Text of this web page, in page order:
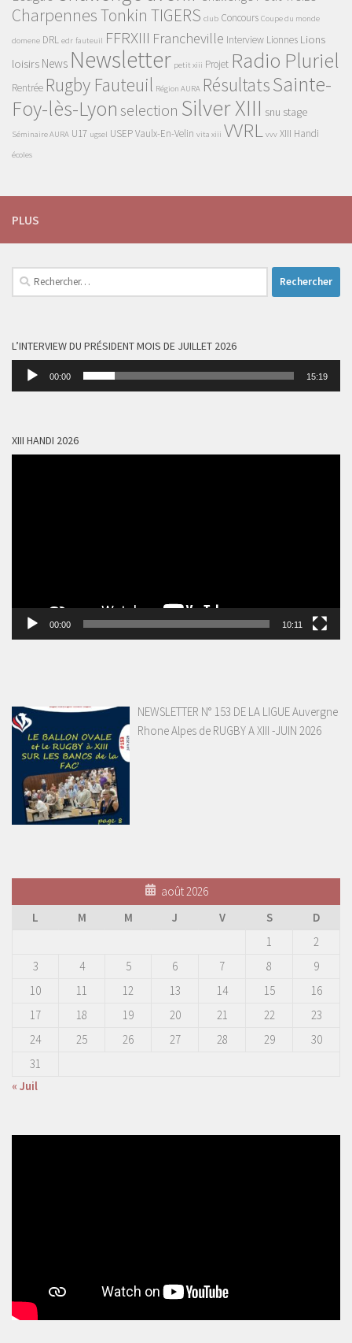
Charpennes Tonkin TIGERS club Concours Coupe du monde
domene DRL edr fauteuil FFRXIII Francheville Interview Lionnes Lions
loisirs News Newsletter petit xiii Projet Radio Pluriel
Rentrée Rugby Fauteuil Région AURA RésultatsSainte-
Foy-lès-Lyon selection Silver XIII snu stage
Séminaire AURA U17 ugsel USEPVaulx-En-Velin vita xiii VVRL vvv XIII Handi
écoles
PLUS
Rechercher :
L’INTERVIEW DU PRÉSIDENT MOIS DE JUILLET 2026
Lecteur
00:00 15:19
XIII HANDI 2026
00:00 10:11
NEWSLETTER N° 153 DE LA LIGUE Auvergne
Rhone Alpes de RUGBY A XIII -JUIN 2026
août 2026
L
M M J V S
D
1
2
3
4 5 6 7 8
9
10
11 12 13 14 15
16
17
18 19 20 21 22
23
24
25 26 27 28 29
30
31
« Juil